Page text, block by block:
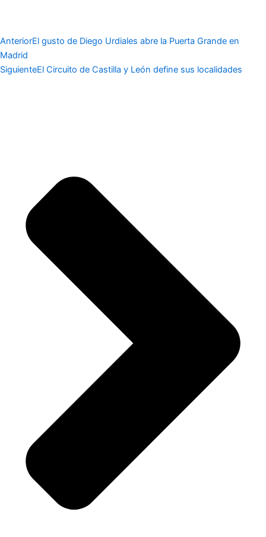
AnteriorEl gusto de Diego Urdiales abre la Puerta Grande en
Madrid
SiguienteEl Circuito de Castilla y León define sus localidades